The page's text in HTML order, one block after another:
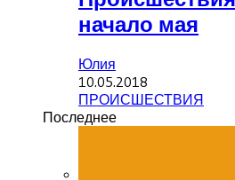
начало мая
Юлия
10.05.2018
ПРОИСШЕСТВИЯ
Последнее